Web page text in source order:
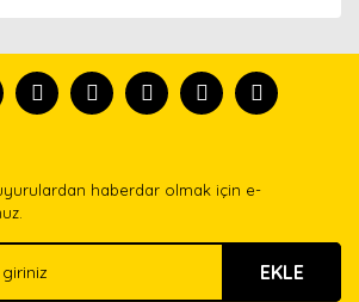
tanısın.
tarafımıza iletebilirsiniz.
için teşekkür ederiz.
eksik bilgiler bulunuyor.
hatalar bulunuyor.
sitelerden daha pahalı.
farklı alternatifler olmalı.
haberdar olmak için e-
EKLE